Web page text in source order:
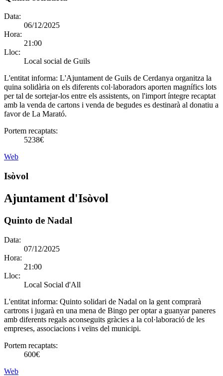
Data:
06/12/2025
Hora:
21:00
Lloc:
Local social de Guils
L'entitat informa: L'Ajuntament de Guils de Cerdanya organitza la
quina solidària on els diferents col·laboradors aporten magnífics lots
per tal de sortejar-los entre els assistents, on l'import íntegre recaptat
amb la venda de cartons i venda de begudes es destinarà al donatiu a
favor de La Marató.
Portem recaptats:
5238€
Web
Isòvol
Ajuntament d'Isòvol
Quinto de Nadal
Data:
07/12/2025
Hora:
21:00
Lloc:
Local Social d'All
L'entitat informa: Quinto solidari de Nadal on la gent comprarà
cartrons i jugarà en una mena de Bingo per optar a guanyar paneres
amb diferents regals aconseguits gràcies a la col·laboració de les
empreses, associacions i veïns del municipi.
Portem recaptats:
600€
Web